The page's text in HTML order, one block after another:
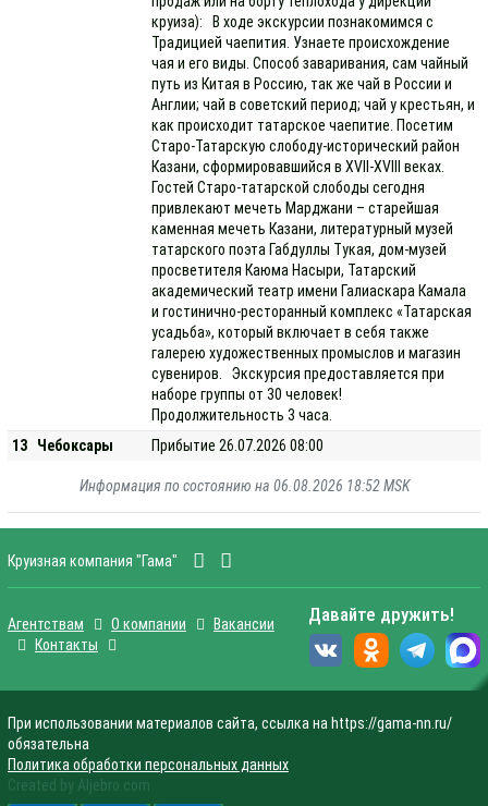
круиза): В ходе экскурсии познакомимся с
Традицией чаепития. Узнаете происхождение
чая и его виды. Способ заваривания, сам чайный
путь из Китая в Россию, так же чай в России и
Англии; чай в советский период; чай у крестьян, и
как происходит татарское чаепитие. Посетим
Старо-Татарскую слободу-исторический район
Казани, сформировавшийся в XVII-XVIII веках.
Гостей Старо-татарской слободы сегодня
привлекают мечеть Марджани – старейшая
каменная мечеть Казани, литературный музей
татарского поэта Габдуллы Тукая, дом-музей
просветителя Каюма Насыри, Татарский
академический театр имени Галиаскара Камала
и гостинично-ресторанный комплекс «Татарская
усадьба», который включает в себя также
галерею художественных промыслов и магазин
сувениров. Экскурсия предоставляется при
наборе группы от 30 человек!
Продолжительность 3 часа.
13
Чебоксары Прибытие 26.07.2026 08:00
Информация по состоянию на 06.08.2026 18:52 MSK
Круизная компания "Гама"
Агентствам О компании
Вакансии
Контакты
Давайте дружить!
При использовании материалов сайта, ссылка на https://gama-nn.ru/
обязательна
Политика обработки персональных данных
Created by Aljebro.com